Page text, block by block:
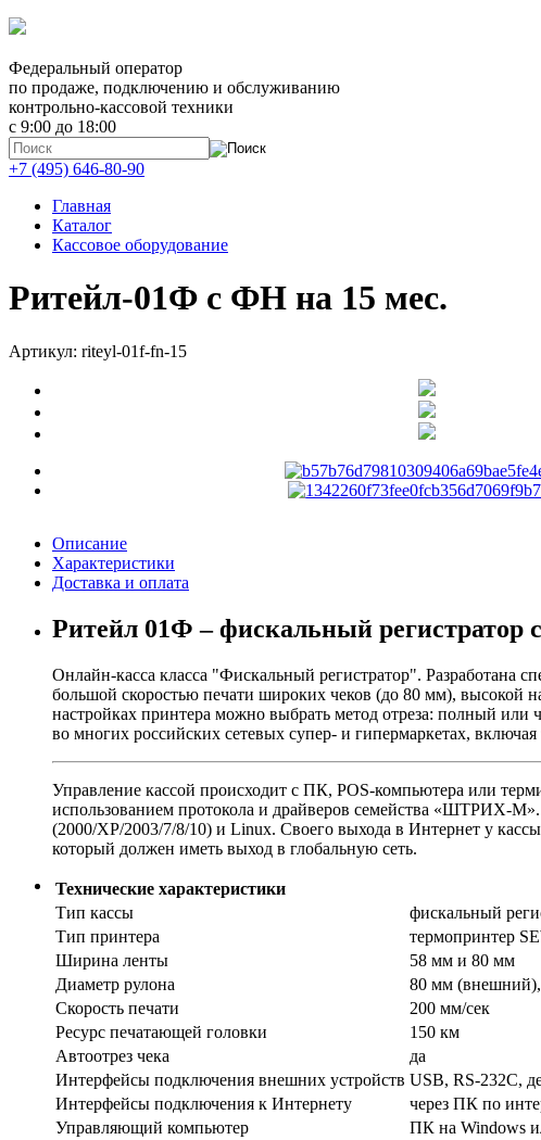
Федеральный оператор
по продаже, подключению и обслуживанию
контрольно-кассовой техники
с 9:00 до 18:00
+7 (495) 646-80-90
Главная
Каталог
Кассовое оборудование
Ритейл-01Ф с ФН на 15 мес.
Артикул: riteyl-01f-fn-15
Описание
Характеристики
Доставка и оплата
Ритейл 01Ф – фискальный регистратор
Онлайн-касса класса Фискальный регистратор . Разработана
большой скоростью печати широких чеков (до 80 мм), высокой
настройках принтера можно выбрать метод отреза: полный или
во многих российских сетевых супер- и гипермаркетах,
Управление кассой происходит с ПК, POS-компьютера или
использованием протокола и драйверов семейства «ШТРИХ-
(2000/XP/2003/7/8/10) и Linux. Своего выхода в Интернет у
который должен иметь выход в глобальную сеть.
Технические характеристики
Тип кассы
фискальный
Тип принтера
термопринтер
Ширина ленты
58 мм и 80 мм
Диаметр рулона
80 мм
Скорость печати
200 мм/сек
Ресурс печатающей головки
150 км
Автоотрез чека
да
Интерфейсы подключения внешних устройств USB, RS-232C,
Интерфейсы подключения к Интернету
через ПК по
Управляющий компьютер
ПК на Windows